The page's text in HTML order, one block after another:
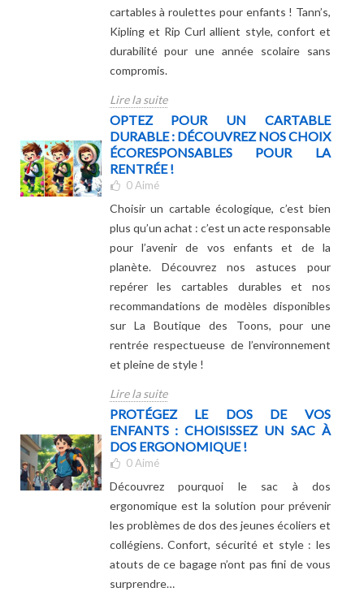
cartables à roulettes pour enfants ! Tann’s,
Kipling et Rip Curl allient style, confort et
durabilité pour une année scolaire sans
compromis.
Lire la suite
OPTEZ POUR UN CARTABLE
DURABLE : DÉCOUVREZ NOS CHOIX
ÉCORESPONSABLES POUR LA
RENTRÉE !
0 Aimé
Choisir un cartable écologique, c’est bien
plus qu’un achat : c’est un acte responsable
pour l’avenir de vos enfants et de la
planète. Découvrez nos astuces pour
repérer les cartables durables et nos
recommandations de modèles disponibles
sur La Boutique des Toons, pour une
rentrée respectueuse de l’environnement
et pleine de style !
Lire la suite
PROTÉGEZ LE DOS DE VOS
ENFANTS : CHOISISSEZ UN SAC À
DOS ERGONOMIQUE !
0 Aimé
Découvrez pourquoi le sac à dos
ergonomique est la solution pour prévenir
les problèmes de dos des jeunes écoliers et
collégiens. Confort, sécurité et style : les
atouts de ce bagage n’ont pas fini de vous
surprendre…